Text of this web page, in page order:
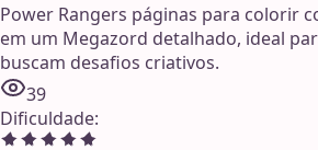
Power Rangers páginas para colorir
em um Megazord detalhado, ideal
buscam desafios criativos.
39
Dificuldade: